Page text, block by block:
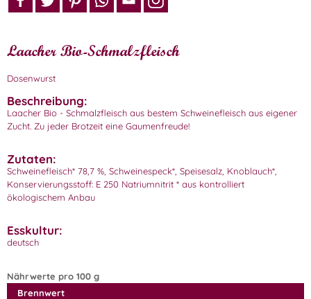
Laacher Bio-Schmalzfleisch
Dosenwurst
Beschreibung:
Laacher Bio - Schmalzfleisch aus bestem Schweinefleisch aus eigener
Zucht. Zu jeder Brotzeit eine Gaumenfreude!
Zutaten:
Schweinefleisch* 78,7 %, Schweinespeck*, Speisesalz, Knoblauch*,
Konservierungsstoff: E 250 Natriumnitrit * aus kontrolliert
ökologischem Anbau
Esskultur:
deutsch
Nährwerte pro 100 g
Brennwert